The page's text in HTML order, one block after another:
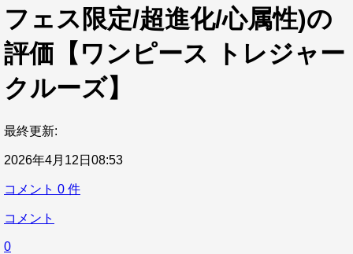
フェス限定/超進化/心属性)の
評価【ワンピース トレジャー
クルーズ】
最終更新:
2026年4月12日08:53
コメント 0 件
コメント
0